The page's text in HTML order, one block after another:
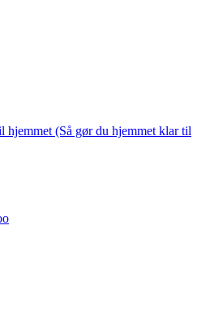
hjemmet (Så gør du hjemmet klar til